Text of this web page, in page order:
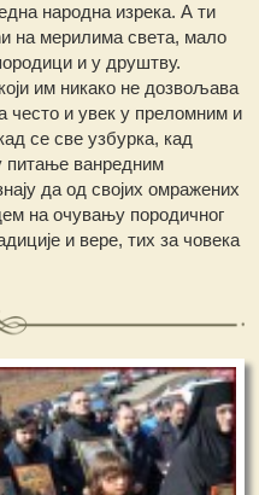
народна изрека. А ти
на мерилима света, мало
и у друштву.
им никако не дозвољава
често и увек у преломним и
се све узбурка, кад
питање ванредним
да од својих омражених
на очувању породичног
и вере, тих за човека